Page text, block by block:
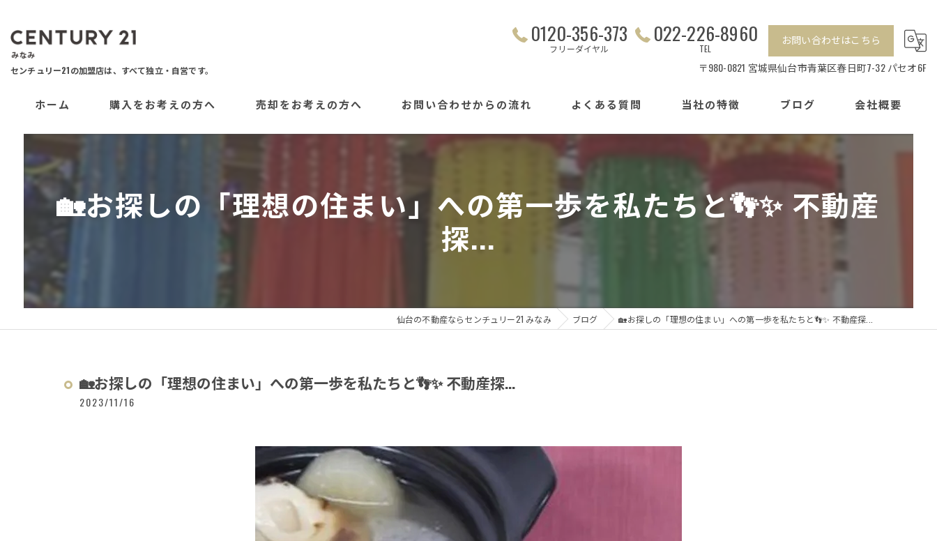
0120-356-373
フリーダイヤル
022-226-8960
TEL
お問い合わせはこちら
〒980-0821 宮城県仙台市青葉区春日町7-32 パセオ6F
ホーム 購入をお考えの方へ 売却をお考えの方へ お問い合わせからの流れ よくある質問 当社の特徴
戸建て
マンション
ブログ 会社概要
センチュリー21加盟店の特徴
🏡お探しの「理想の住まい」への第一歩を私たちと👣✨ 不動産
探...
仙台の不動産ならセンチュリー21 みなみ ブログ 🏡お探しの「理想の住まい」への第一歩を私たちと👣✨ 不動産探...
🏡お探しの「理想の住まい」への第一歩を私たちと👣✨ 不動産探...
2023/11/16